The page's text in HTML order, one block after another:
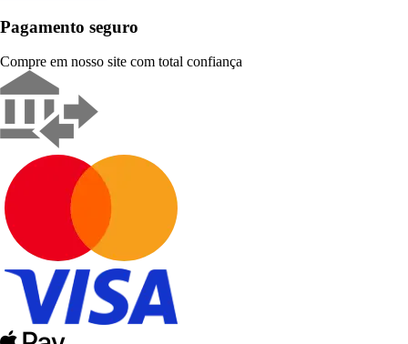
Pagamento seguro
Compre em nosso site com total confiança